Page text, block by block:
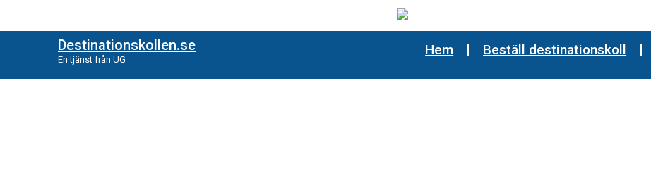
Destinationskollen.se
En tjänst från UG
Hem Beställ destinationskoll